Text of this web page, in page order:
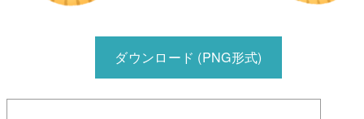
ダウンロード (PNG形式)